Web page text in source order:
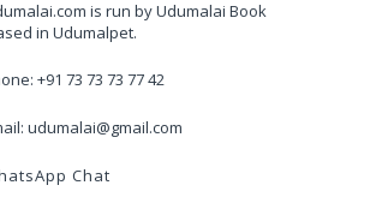
is run by Udumalai Book
in Udumalpet.
+91 73 73 73 77 42
udumalai@gmail.com
Chat